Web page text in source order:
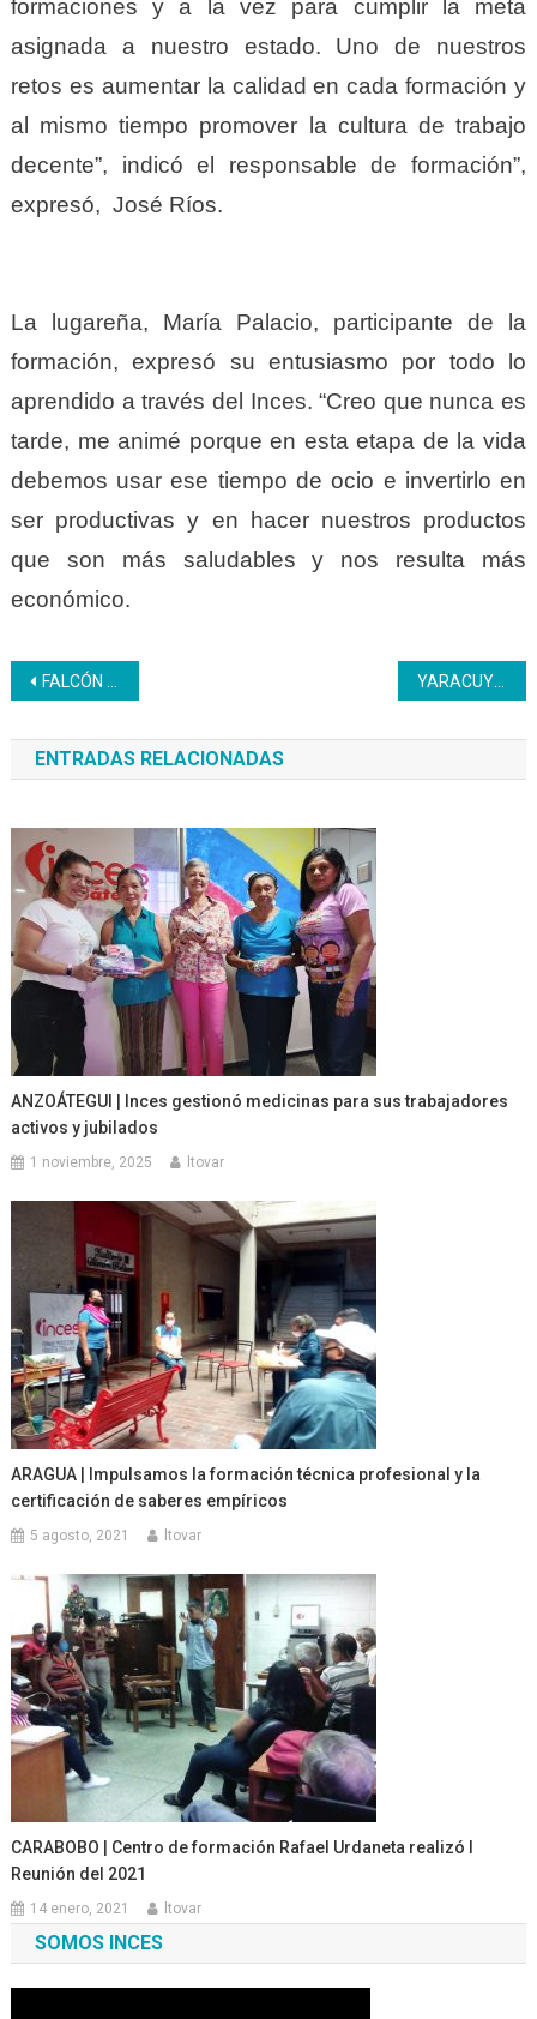
formaciones y a la vez para cumplir la meta
asignada a nuestro estado. Uno de nuestros
retos es aumentar la calidad en cada formación y
al mismo tiempo promover la cultura de trabajo
decente”, indicó el responsable de formación”,
expresó, José Ríos.
La lugareña, María Palacio, participante de la
formación, expresó su entusiasmo por todo lo
aprendido a través del Inces. “Creo que nunca es
tarde, me animé porque en esta etapa de la vida
debemos usar ese tiempo de ocio e invertirlo en
ser productivas y en hacer nuestros productos
que son más saludables y nos resulta más
económico.
Navegación
de
entradas
FALCÓN | Inces y Comunidad Penitenciaria trazan estrategias educativas dirigidas a los privados de libertad YARACUY | Trabajadores eligen nueva junta directiva de la caja de ahorro a través del voto
ENTRADAS RELACIONADAS
ANZOÁTEGUI | Inces gestionó medicinas para sus trabajadores
activos y jubilados
1 noviembre, 2025 ltovar
ARAGUA | Impulsamos la formación técnica profesional y la
certificación de saberes empíricos
5 agosto, 2021 ltovar
CARABOBO | Centro de formación Rafael Urdaneta realizó I
Reunión del 2021
14 enero, 2021 ltovar
SOMOS INCES